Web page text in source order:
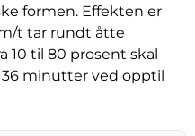
formen. Effekten er
t tar rundt åtte
10 til 80 prosent skal
minutter ved opptil